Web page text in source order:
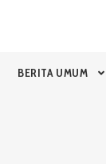
BERITA UMUM